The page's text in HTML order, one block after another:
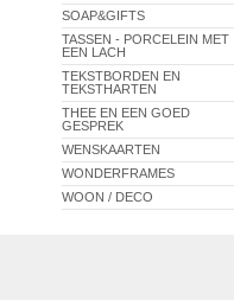
SOAP&GIFTS
TASSEN - PORCELEIN MET
EEN LACH
TEKSTBORDEN EN
TEKSTHARTEN
THEE EN EEN GOED
GESPREK
WENSKAARTEN
WONDERFRAMES
WOON / DECO